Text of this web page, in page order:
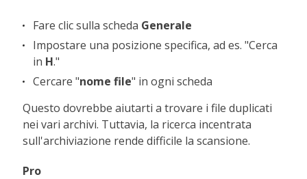
Fare clic sulla scheda Generale
Impostare una posizione specifica, ad es. "Cerca
in H."
Cercare "nome file" in ogni scheda
Questo dovrebbe aiutarti a trovare i file duplicati
nei vari archivi. Tuttavia, la ricerca incentrata
sull'archiviazione rende difficile la scansione.
Pro